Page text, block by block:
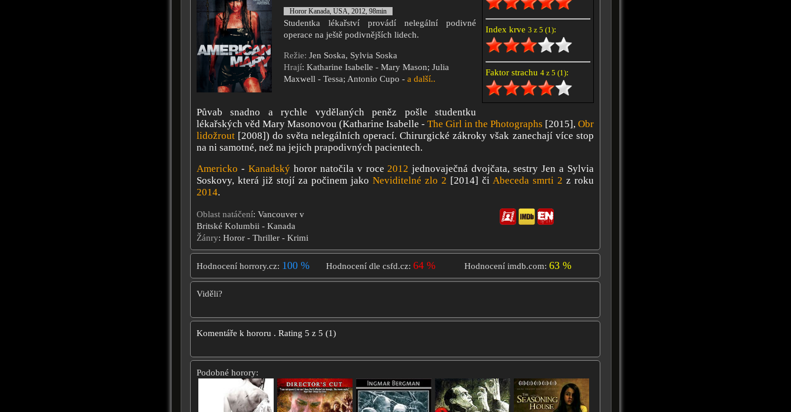
Index krve 3 z 5 (1):
Faktor strachu 4 z 5 (1):
Horor Kanada, USA, 2012, 98min
Studentka lékařství provádí nelegální podivné
operace na ještě podivnějších lidech.
Režie: Jen Soska, Sylvia Soska
Hrají: Katharine Isabelle - Mary Mason; Julia
Maxwell - Tessa; Antonio Cupo - a další..
Půvab snadno a rychle vydělaných peněz pošle studentku
lékařských věd Mary Masonovou (Katharine Isabelle - The Girl in the Photographs [2015], Obr
lidožrout [2008]) do světa nelegálních operací. Chirurgické zákroky však zanechají více stop
na ni samotné, než na jejich prapodivných pacientech.
Americko - Kanadskýhoror natočila v roce2012 jednovaječná dvojčata, sestry Jen a Sylvia
Soskovy, která již stojí za počinem jako Neviditelné zlo 2 [2014] či Abeceda smrti 2 z roku
2014.
Oblast natáčení: Vancouver v
Britské Kolumbii - Kanada
Žánry: Horor - Thriller - Krimi
Hodnocení horrory.cz: 100 % Hodnocení dle csfd.cz: 64 % Hodnocení imdb.com: 63 %
Viděli?
Komentáře k hororu . Rating 5 z 5 (1)
Podobné horory: